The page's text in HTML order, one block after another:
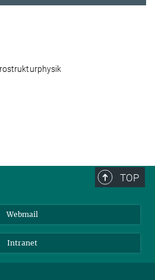
TOP
Webmail
Intranet